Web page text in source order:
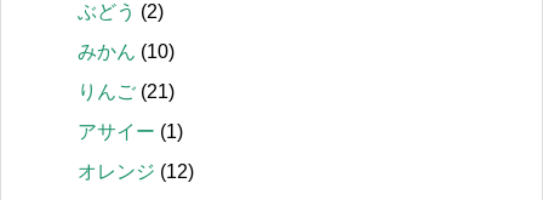
ぶどう (2)
みかん (10)
りんご (21)
アサイー (1)
オレンジ (12)